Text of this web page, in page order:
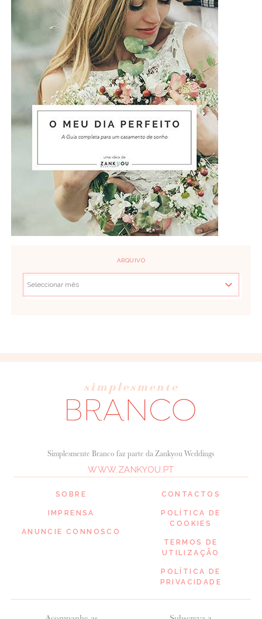
ARQUIVO
SOBRE
IMPRENSA
ANUNCIE CONNOSCO
Simplesmente Branco faz parte da Zankyou Weddings
WWW.ZANKYOU.PT
CONTACTOS
POLÍTICA DE
COOKIES
TERMOS DE
UTILIZAÇÃO
POLÍTICA DE
PRIVACIDADE